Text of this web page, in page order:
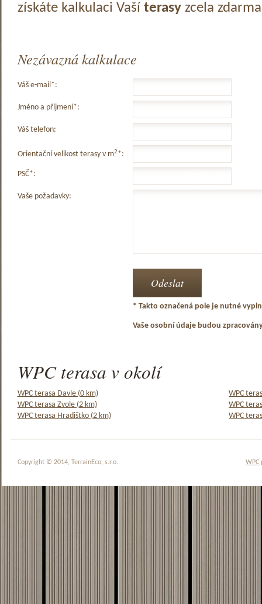
získáte kalkulaci Vaší terasyzcela
Nezávazná kalkulace
Váš e-mail*:
Jméno a příjmení*:
Váš telefon:
Orientační velikost terasy v m2*:
PSČ*:
Vaše požadavky:
* Takto označená pole je nutné
Vaše osobní údaje budou
WPC terasa v okolí
WPC terasa Davle (0 km)
WPC
WPC terasa Zvole (2 km)
WPC
WPC terasa Hradištko (2 km)
WPC
WPC
Copyright © 2014, TerrainEco, s.r.o.